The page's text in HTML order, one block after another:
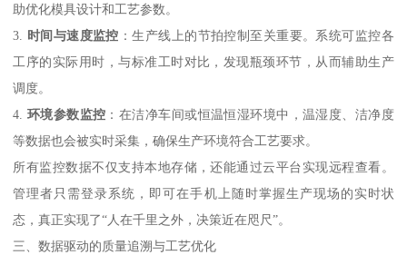
助优化模具设计和工艺参数。
3. 时间与速度监控 ：生产线上的节拍控制至关重要。系统可监控各
工序的实际用时，与标准工时对比，发现瓶颈环节，从而辅助生产
调度。
4. 环境参数监控 ：在洁净车间或恒温恒湿环境中，温湿度、洁净度
等数据也会被实时采集，确保生产环境符合工艺要求。
所有监控数据不仅支持本地存储，还能通过云平台实现远程查看。
管理者只需登录系统，即可在手机上随时掌握生产现场的实时状
态，真正实现了“人在千里之外，决策近在咫尺”。
三、数据驱动的质量追溯与工艺优化